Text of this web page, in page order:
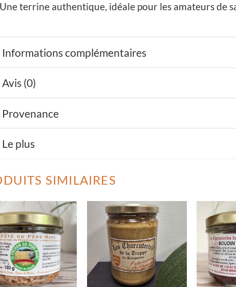
Une terrine authentique, idéale pour les amateurs de
Informations complémentaires
Avis (0)
Provenance
Le plus
SIMILAIRES